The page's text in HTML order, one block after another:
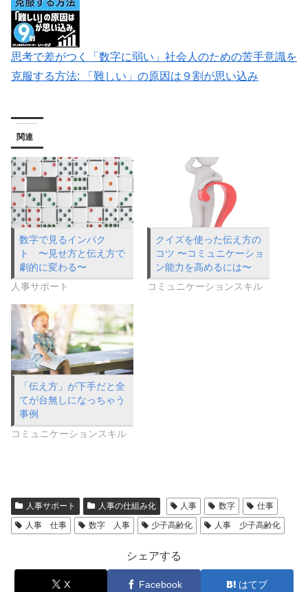
思考で差がつく「数字に弱い」社会人のための苦手意識を
克服する方法: 「難しい」の原因は９割が思い込み
関連
数字で見るインパク
ト 〜見せ方と伝え方で
劇的に変わる〜
人事サポート
クイズを使った伝え方の
コツ 〜コミュニケーショ
ン能力を高めるには〜
コミュニケーションスキル
「伝え方」が下手だと全
てが台無しになっちゃう
事例
コミュニケーションスキル
人事サポート 人事の仕組み化 人事 数字
仕事
人事 仕事
数字 人事 少子高齢化 人事 少子高齢化
シェアする
X Facebook はてブ